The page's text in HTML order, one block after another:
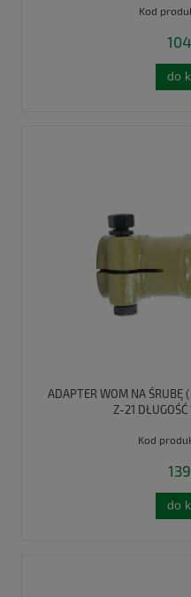
Kod
do
ADAPTER WOM NA
Z-21
Kod
do